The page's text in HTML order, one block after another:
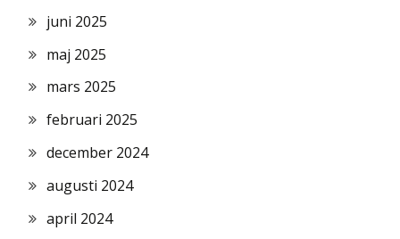
juni 2025
maj 2025
mars 2025
februari 2025
december 2024
augusti 2024
april 2024